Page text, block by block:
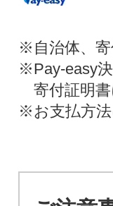
※自治体、
※Pay-easy
寄付証明
※お支払方